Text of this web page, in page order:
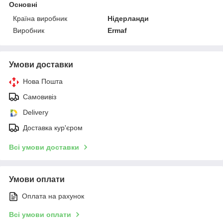
Основні
Країна виробник
Нідерланди
Виробник
Ermaf
Умови доставки
Нова Пошта
Самовивіз
Delivery
Доставка кур'єром
Всі умови доставки
Умови оплати
Оплата на рахунок
Всі умови оплати